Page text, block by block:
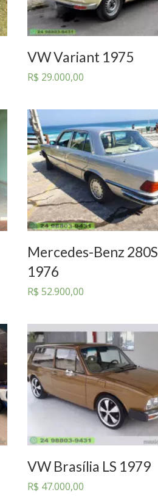
VW Variant 1975
R$ 29.000,00
Mercedes-Benz 280S
1976
R$ 52.900,00
VW Brasília LS 1979
R$ 47.000,00